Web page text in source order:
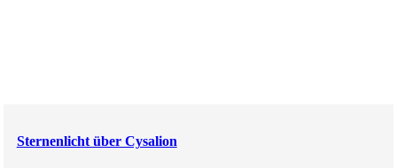
Sternenlicht über Cysalion